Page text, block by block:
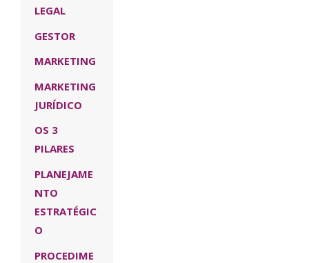
LEGAL
GESTOR
MARKETING
MARKETING
JURÍDICO
OS 3
PILARES
PLANEJAME
NTO
ESTRATÉGIC
O
PROCEDIME